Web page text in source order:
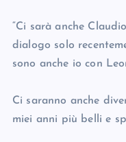
“Ci sarà anche
dialogo solo
sono anche io con
Ci saranno anche
miei anni più belli e